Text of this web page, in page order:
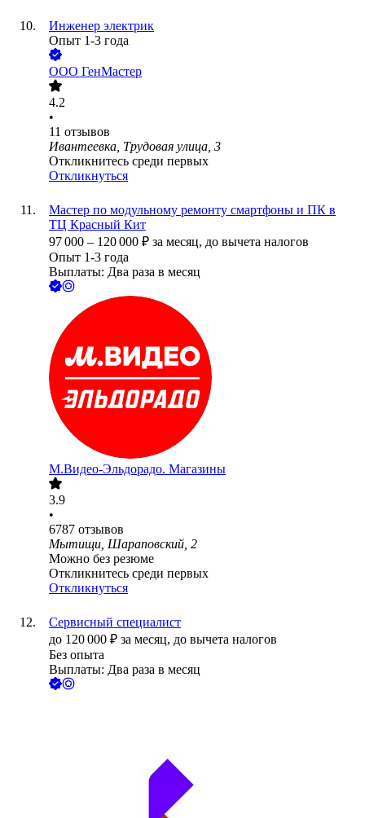
Инженер электрик
Опыт 1-3 года
ООО ГенМастер
4.2
•
11 отзывов
Ивантеевка, Трудовая улица, 3
Откликнитесь среди первых
Откликнуться
Мастер по модульному ремонту смартфоны и ПК в
ТЦ Красный Кит
97 000 – 120 000 ₽ за месяц, до вычета налогов
Опыт 1-3 года
Выплаты: Два раза в месяц
М.Видео-Эльдорадо. Магазины
3.9
•
6787 отзывов
Мытищи, Шараповский, 2
Можно без резюме
Откликнитесь среди первых
Откликнуться
Сервисный специалист
до 120 000 ₽ за месяц, до вычета налогов
Без опыта
Выплаты: Два раза в месяц